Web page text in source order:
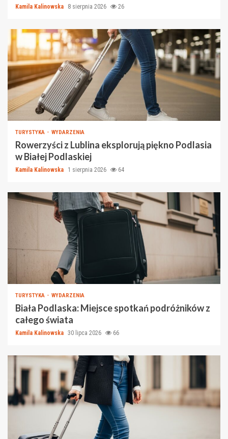
Kamila Kalinowska 8 sierpnia 2026 26
TURYSTYKA WYDARZENIA
Rowerzyści z Lublina eksplorują piękno Podlasia
w Białej Podlaskiej
Kamila Kalinowska 1 sierpnia 2026 64
TURYSTYKA WYDARZENIA
Biała Podlaska: Miejsce spotkań podróżników z
całego świata
Kamila Kalinowska 30 lipca 2026 66